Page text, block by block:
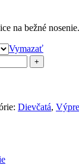
na bežné nosenie.
Vymazať
Dievčatá,